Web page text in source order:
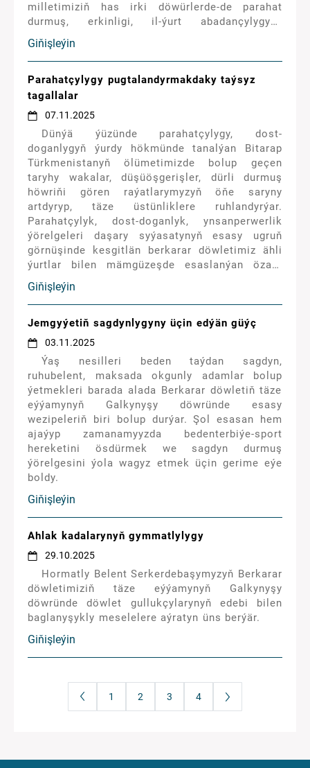
milletimiziň has irki döwürlerde-de parahat
durmuş, erkinligi, il-ýurt abadançylygyny
berkarar etmek ugrunda beýik işleri
bitirendigine göz ýetirer.
Giňişleýin
Parahatçylygy pugtalandyrmakdaky taýsyz
tagallalar
07.11.2025
Dünýä ýüzünde parahatçylygy, dost-
doganlygyň ýurdy hökmünde tanalýan Bitarap
Türkmenistanyň ölümetimizde bolup geçen
taryhy wakalar, düşüöşgerişler, dürli durmuş
höwriňi gören raýatlarymyzyň öňe saryny
artdyryp, täze üstünliklere ruhlandyrýar.
Parahatçylyk, dost-doganlyk, ynsanperwerlik
ýörelgeleri daşary syýasatynyň esasy ugruň
görnüşinde kesgitlän berkarar döwletimiz ähli
ýurtlar bilen mämgüzeşde esaslanýan özara
bähbitli hyzmatdaşlygy yola goýdy. Bu gün
Garaşsyz Türkmenistanyň bitaraplyk ýörelgeleri
bütin Ýer ýüzünde goldawa eýe bolýar.
Giňişleýin
Jemgyýetiň sagdynlygyny üçin edýän güýç
03.11.2025
Ýaş nesilleri beden taýdan sagdyn,
ruhubelent, maksada okgunly adamlar bolup
ýetmekleri barada alada Berkarar döwletiň täze
eýýamynyň Galkynyşy döwründe esasy
wezipeleriň biri bolup durýar. Şol esasan hem
ajaýyp zamanamyyzda bedenterbiýe-sport
hereketini ösdürmek we sagdyn durmuş
ýörelgesini ýola wagyz etmek üçin gerime eýe
boldy.
Giňişleýin
Ahlak kadalarynyň gymmatlylygy
29.10.2025
Hormatly Belent Serkerdebaşymyzyň Berkarar
döwletimiziň täze eýýamynyň Galkynyşy
döwründe döwlet gullukçylarynyň edebi bilen
baglanyşykly meselelere aýratyn üns berýär.
Giňişleýin
1 2 3 4